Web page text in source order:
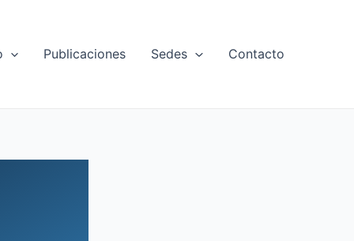
Publicaciones Sedes Contacto